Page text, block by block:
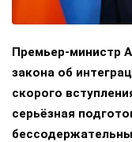
Премьер-министр
закона об
скорого
серьёзная